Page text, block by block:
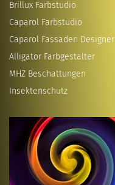
Brillux Farbstudio
Caparol Farbstudio
Caparol Fassaden Designer
Alligator Farbgestalter
MHZ Beschattungen
Insektenschutz